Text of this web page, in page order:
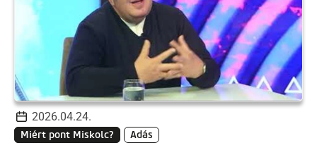
2026.04.24.
Miért pont Miskolc? Adás